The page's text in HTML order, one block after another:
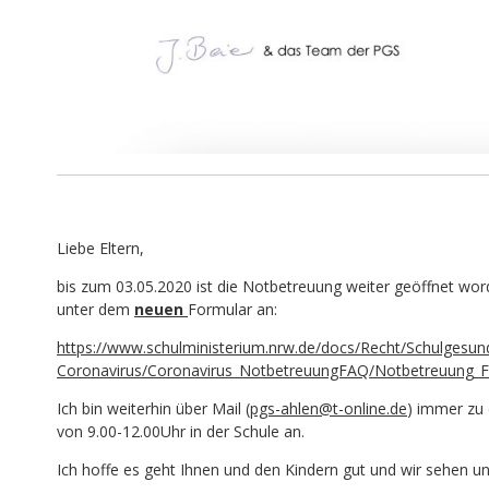
Liebe Eltern,
bis zum 03.05.2020 ist die Notbetreuung weiter geöffnet
unter dem neuen Formular an:
https://www.schulministerium.nrw.de/docs/Recht/
Coronavirus/Coronavirus_NotbetreuungFAQ/
Ich bin weiterhin über Mail (pgs-ahlen@t-online.de) immer zu
von 9.00-12.00Uhr in der Schule an.
Ich hoffe es geht Ihnen und den Kindern gut und wir sehen